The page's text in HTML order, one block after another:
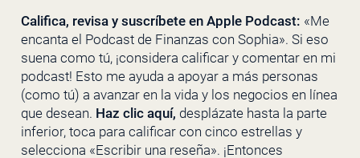
Califica, revisa y suscríbete en Apple Podcast: «Me
encanta el Podcast de Finanzas con Sophia». Si eso
suena como tú, ¡considera calificar y comentar en mi
podcast! Esto me ayuda a apoyar a más personas
(como tú) a avanzar en la vida y los negocios en línea
que desean. Haz clic aquí, desplázate hasta la parte
inferior, toca para calificar con cinco estrellas y
selecciona «Escribir una reseña». ¡Entonces